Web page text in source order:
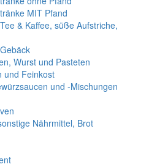
MIT Pfand
& Kaffee, süße Aufstriche,
Wurst und Pasteten
und Feinkost
und -Mischungen
Nährmittel, Brot